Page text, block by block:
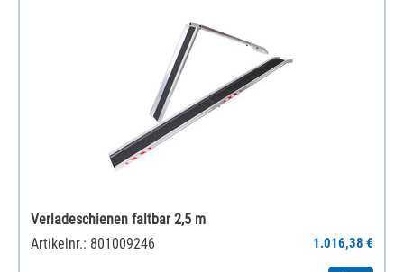
Verladeschienen faltbar 2,5 m
Artikelnr.: 801009246
1.016,38 €